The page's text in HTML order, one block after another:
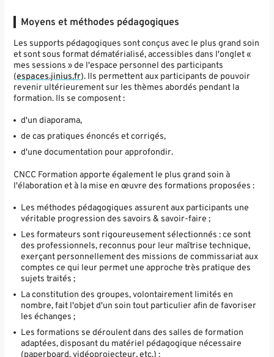
Moyens et méthodes pédagogiques
Les supports pédagogiques sont conçus avec le plus grand soin
et sont sous format dématérialisé, accessibles dans l'onglet «
mes sessions » de l'espace personnel des participants
(espaces.jinius.fr). Ils permettent aux participants de pouvoir
revenir ultérieurement sur les thèmes abordés pendant la
formation. Ils se composent :
d'un diaporama,
de cas pratiques énoncés et corrigés,
d'une documentation pour approfondir.
CNCC Formation apporte également le plus grand soin à
l'élaboration et à la mise en œuvre des formations proposées :
Les méthodes pédagogiques assurent aux participants une
véritable progression des savoirs & savoir-faire ;
Les formateurs sont rigoureusement sélectionnés : ce sont
des professionnels, reconnus pour leur maîtrise technique,
exerçant personnellement des missions de commissariat aux
comptes ce qui leur permet une approche très pratique des
sujets traités ;
La constitution des groupes, volontairement limités en
nombre, fait l'objet d'un soin tout particulier afin de favoriser
les échanges ;
Les formations se déroulent dans des salles de formation
adaptées, disposant du matériel pédagogique nécessaire
(paperboard, vidéoprojecteur, etc.) ;